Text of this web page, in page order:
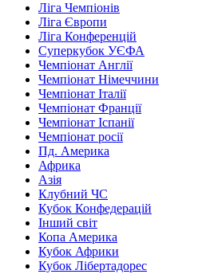
Ліга Чемпіонів
Ліга Європи
Ліга Конференцій
Суперкубок УЄФА
Чемпіонат Англії
Чемпіонат Німеччини
Чемпіонат Італії
Чемпіонат Франції
Чемпіонат Іспанії
Чемпіонат росії
Пд. Америка
Африка
Азія
Клубний ЧС
Кубок Конфедерацій
Інший світ
Копа Америка
Кубок Африки
Кубок Лібертадорес